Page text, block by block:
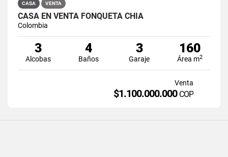
CASA VENTA
CASA EN VENTA FONQUETÁ CHÍA
Colombia
3
Alcobas
4
Baños
3
Garaje
160
Área m2
Venta
$1.100.000.000 COP